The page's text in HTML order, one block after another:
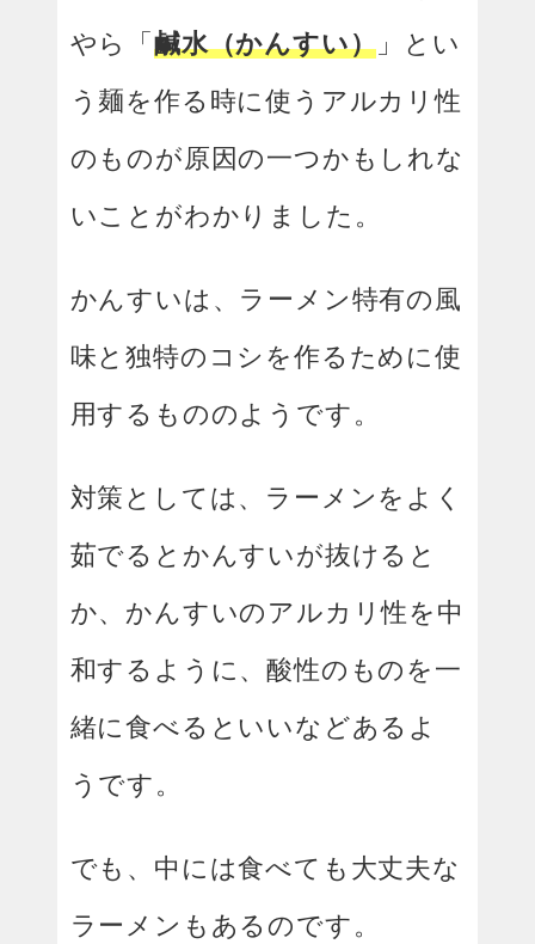
やら「鹹水（かんすい） 」とい
う麺を作る時に使うアルカリ性
のものが原因の一つかもしれな
いことがわかりました。
かんすいは、ラーメン特有の風
味と独特のコシを作るために使
用するもののようです。
対策としては、ラーメンをよく
茹でるとかんすいが抜けると
か、かんすいのアルカリ性を中
和するように、酸性のものを一
緒に食べるといいなどあるよ
うです。
でも、中には食べても大丈夫な
ラーメンもあるのです。